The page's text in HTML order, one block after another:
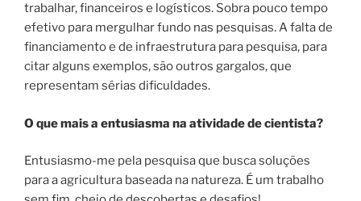
trabalhar, financeiros e logísticos. Sobra pouco tempo
efetivo para mergulhar fundo nas pesquisas. A falta de
financiamento e de infraestrutura para pesquisa, para
citar alguns exemplos, são outros gargalos, que
representam sérias dificuldades.
O que mais a entusiasma na atividade de cientista?
Entusiasmo-me pela pesquisa que busca soluções
para a agricultura baseada na natureza. É um trabalho